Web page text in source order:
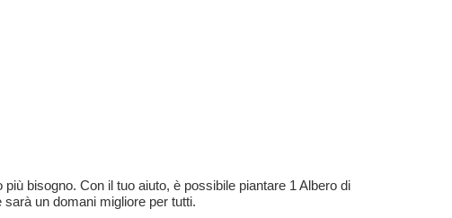
bisogno. Con il tuo aiuto, è possibile piantare 1 Albero di
un domani migliore per tutti.